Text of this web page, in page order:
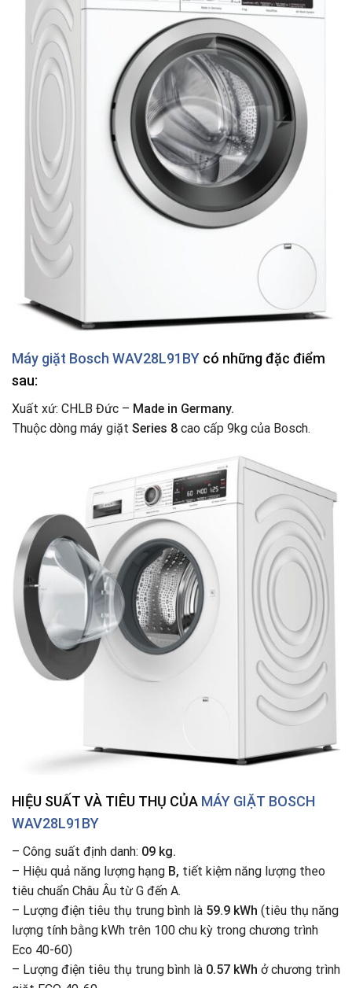
Máy giặt Bosch WAV28L91BY có những đặc điểm
sau:
Xuất xứ: CHLB Đức – Made in Germany.
Thuộc dòng máy giặt Series 8 cao cấp 9kg của Bosch.
HIỆU SUẤT VÀ TIÊU THỤ CỦA MÁY GIẶT BOSCH
WAV28L91BY
– Công suất định danh: 09 kg.
– Hiệu quả năng lượng hạng B, tiết kiệm năng lượng theo
tiêu chuẩn Châu Âu từ G đến A.
– Lượng điện tiêu thụ trung bình là 59.9 kWh (tiêu thụ năng
lượng tính bằng kWh trên 100 chu kỳ trong chương trình
Eco 40-60)
– Lượng điện tiêu thụ trung bình là 0.57 kWh ở chương trình